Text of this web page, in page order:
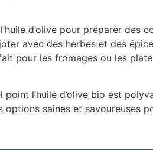
d’olive pour préparer des
avec des herbes et des
pour les fromages ou les
l’huile d’olive bio est
saines et savoureuses